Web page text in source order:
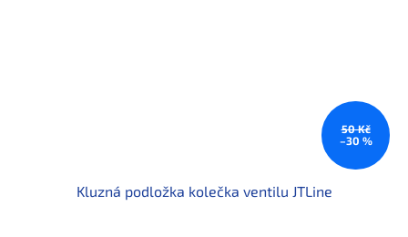
50 Kč
–30 %
Kluzná podložka kolečka ventilu JTLine